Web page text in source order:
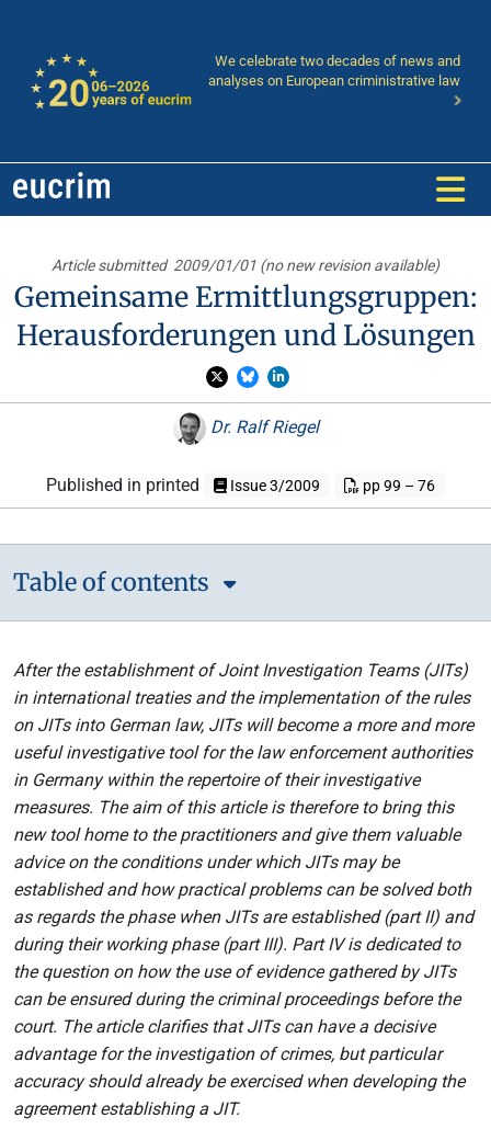
We celebrate two decades of news and
analyses on European criministrative law
Article submitted 2009/01/01 (no new revision available)
Gemeinsame Ermittlungsgruppen:
Herausforderungen und Lösungen
Dr. Ralf Riegel
Published in printed Issue 3/2009 pp 99 – 76
Table of contents
After the establishment of Joint Investigation Teams (JITs)
in international treaties and the implementation of the rules
on JITs into German law, JITs will become a more and more
useful investigative tool for the law enforcement authorities
in Germany within the repertoire of their investigative
measures. The aim of this article is therefore to bring this
new tool home to the practitioners and give them valuable
advice on the conditions under which JITs may be
established and how practical problems can be solved both
as regards the phase when JITs are established (part II) and
during their working phase (part III). Part IV is dedicated to
the question on how the use of evidence gathered by JITs
can be ensured during the criminal proceedings before the
court. The article clarifies that JITs can have a decisive
advantage for the investigation of crimes, but particular
accuracy should already be exercised when developing the
agreement establishing a JIT.